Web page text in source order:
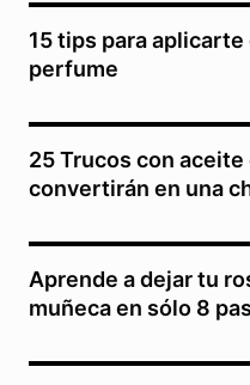
15 tips para
perfume
25 Trucos con aceite
convertirán en una
Aprende a dejar tu
muñeca en sólo 8